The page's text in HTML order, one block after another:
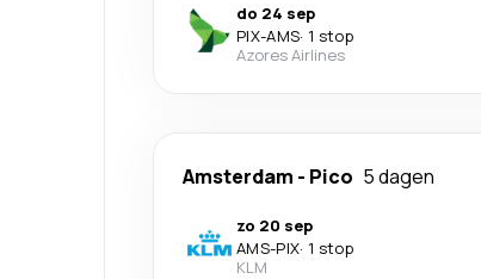
do 24 sep
PIX-AMS· 1 stop
Azores Airlines
Amsterdam - Pico 5 dagen
zo 20 sep
AMS-PIX· 1 stop
KLM